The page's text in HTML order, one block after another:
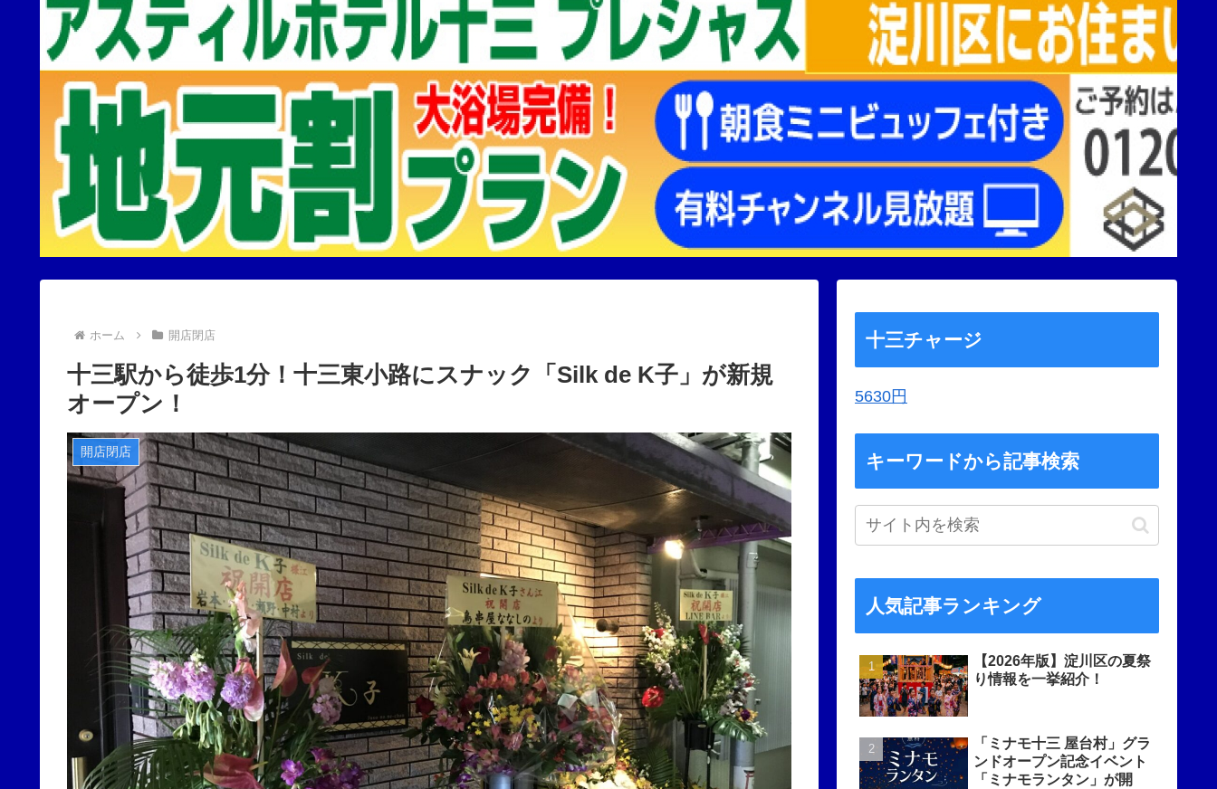
ホーム 開店閉店
十三駅から徒歩1分！十三東小路にスナック「Silk de K子」が新規
オープン！
開店閉店
十三チャージ
5630円
キーワードから記事検索
人気記事ランキング
【2026年版】淀川区の夏祭
り情報を一挙紹介！
「ミナモ十三 屋台村」グラ
ンドオープン記念イベント
「ミナモランタン」が開